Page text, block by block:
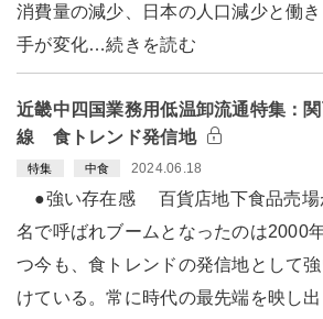
消費量の減少、日本の人口減少と働き
手が変化…続きを読む
近畿中四国業務用低温卸流通特集：
線 食トレンド発信地
特集 中食 2024.06.18
●強い存在感 百貨店地下食品売場
名で呼ばれブームとなったのは2000
つ今も、食トレンドの発信地として
けている。常に時代の最先端を映し